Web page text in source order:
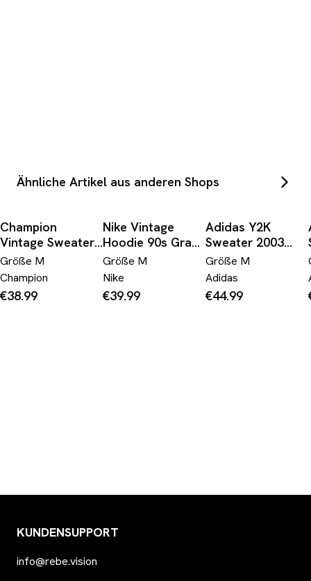
Ähnliche Artikel aus anderen Shops
Champion
Vintage Sweater
Grau M
Größe M
Champion
€38.99
Nike Vintage
Hoodie 90s Grau
Braun Washed M
Größe M
Nike
€39.99
Adidas Y2K
Sweater 2003
Grau M
Größe M
Adidas
€44.99
KUNDENSUPPORT
info@rebe.vision